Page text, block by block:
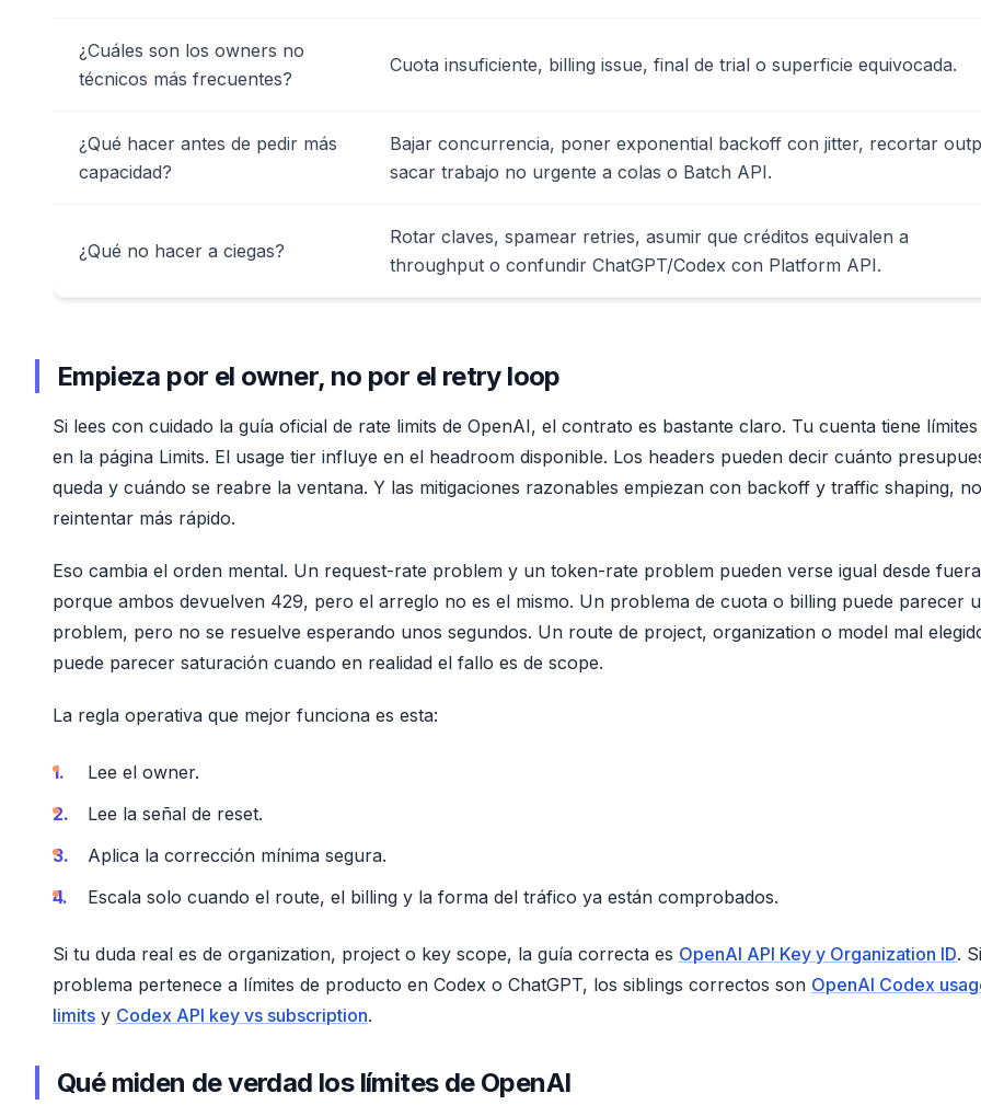
¿Cuáles son los owners no
técnicos más frecuentes?
Cuota insuficiente, billing issue, final de trial o superficie equivocada.
¿Qué hacer antes de pedir más
capacidad?
Bajar concurrencia, poner exponential backoff con jitter, recortar
sacar trabajo no urgente a colas o Batch API.
¿Qué no hacer a ciegas?
Rotar claves, spamear retries, asumir que créditos equivalen a
throughput o confundir ChatGPT/Codex con Platform API.
Empieza por el owner, no por el retry loop
Si lees con cuidado la guía oficial de rate limits de OpenAI, el contrato es bastante claro. Tu cuenta tiene
en la página Limits. El usage tier influye en el headroom disponible. Los headers pueden decir cuánto
queda y cuándo se reabre la ventana. Y las mitigaciones razonables empiezan con backoff y traffic shaping,
reintentar más rápido.
Eso cambia el orden mental. Un request-rate problem y un token-rate problem pueden verse igual desde fuera
porque ambos devuelven 429, pero el arreglo no es el mismo. Un problema de cuota o billing puede parecer
problem, pero no se resuelve esperando unos segundos. Un route de project, organization o model mal
puede parecer saturación cuando en realidad el fallo es de scope.
La regla operativa que mejor funciona es esta:
Lee el owner.
Lee la señal de reset.
Aplica la corrección mínima segura.
Escala solo cuando el route, el billing y la forma del tráfico ya están comprobados.
Si tu duda real es de organization, project o key scope, la guía correcta es OpenAI API Key y Organization ID.
problema pertenece a límites de producto en Codex o ChatGPT, los siblings correctos son OpenAI Codex
limits y Codex API key vs subscription.
Qué miden de verdad los límites de OpenAI